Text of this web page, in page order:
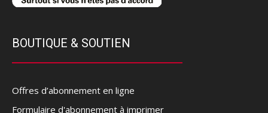
BOUTIQUE & SOUTIEN
Offres d’abonnement en ligne
Formulaire d'abonnement à imprimer